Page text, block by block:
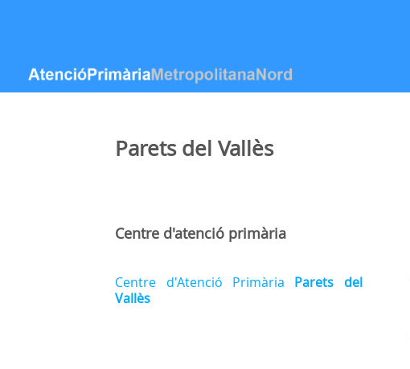
Parets del Vallès
Centre d'atenció primària
Centre d'Atenció Primària Parets del
Vallès